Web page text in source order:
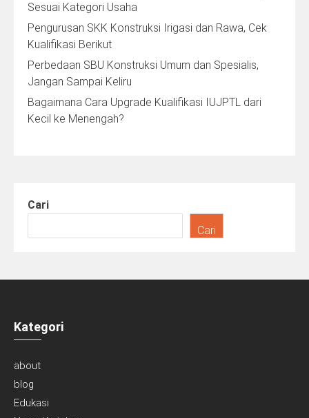
Sesuai Kategori Usaha
Pengurusan SKK Konstruksi Irigasi dan Rawa, Cek
Kualifikasi Berikut
Perbedaan SBU Konstruksi Umum dan Spesialis,
Jangan Sampai Keliru
Bagaimana Cara Upgrade Kualifikasi IUJPTL dari
Kecil ke Menengah?
Cari
Cari
Kategori
about
blog
Edukasi